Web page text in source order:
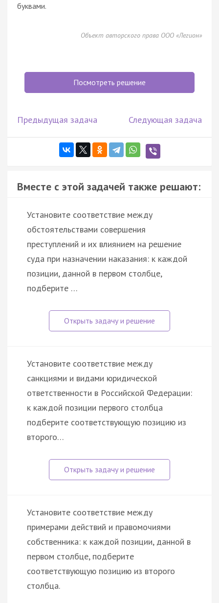
буквами.
Объект авторского права ООО «Легион»
Посмотреть решение
Предыдущая задача Следующая задача
Вместе с этой задачей также решают:
Установите соответствие между
обстоятельствами совершения
преступлений и их влиянием на решение
суда при назначении наказания: к каждой
позиции, данной в первом столбце,
подберите …
Установите соответствие между
санкциями и видами юридической
ответственности в Российской Федерации:
к каждой позиции первого столбца
подберите соответствующую позицию из
второго…
Установите соответствие между
примерами действий и правомочиями
собственника: к каждой позиции, данной в
первом столбце, подберите
соответствующую позицию из второго
столбца.